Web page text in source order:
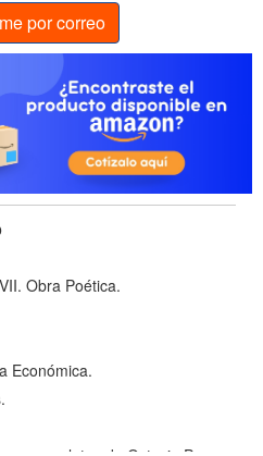
por correo
Obra Poética.
Económica.